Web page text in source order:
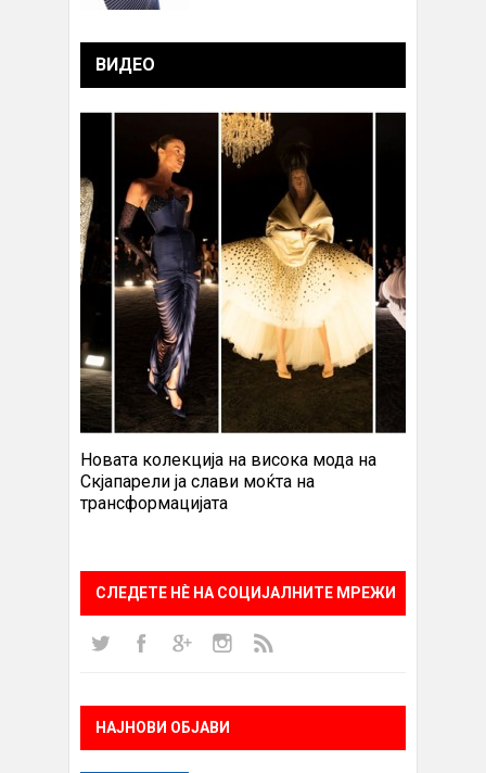
ВИДЕО
Новата колекција на висока мода на
Скјапарели ја слави моќта на
трансформацијата
СЛЕДЕТЕ НÈ НА СОЦИЈАЛНИТЕ МРЕЖИ
НАЈНОВИ ОБЈАВИ